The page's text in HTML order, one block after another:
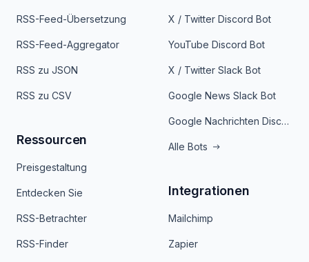
RSS-Feed-Übersetzung
RSS-Feed-Aggregator
RSS zu JSON
RSS zu CSV
Ressourcen
Preisgestaltung
Entdecken Sie
RSS-Betrachter
RSS-Finder
X / Twitter Discord Bot
YouTube Discord Bot
X / Twitter Slack Bot
Google News Slack Bot
Google Nachrichten Discord Bot
Alle Bots
Integrationen
Mailchimp
Zapier